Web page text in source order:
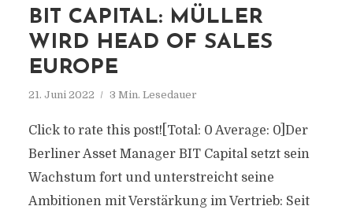
BIT CAPITAL: MÜLLER
WIRD HEAD OF SALES
EUROPE
21. Juni 2022 3 Min. Lesedauer
Click to rate this post![Total: 0 Average: 0]Der
Berliner Asset Manager BIT Capital setzt sein
Wachstum fort und unterstreicht seine
Ambitionen mit Verstärkung im Vertrieb: Seit